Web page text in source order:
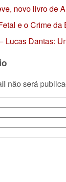
novo livro de
e o Crime
Lucas Dantas:
não será